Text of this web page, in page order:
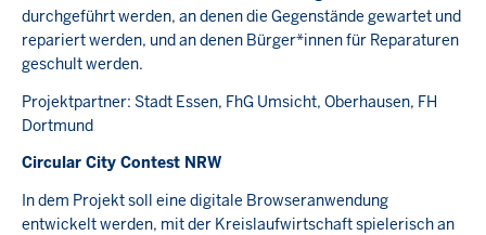
durchgeführt werden, an denen die Gegenstände gewartet und
repariert werden, und an denen Bürger*innen für Reparaturen
geschult werden.
Projektpartner: Stadt Essen, FhG Umsicht, Oberhausen, FH
Dortmund
Circular City Contest NRW
In dem Projekt soll eine digitale Browseranwendung
entwickelt werden, mit der Kreislaufwirtschaft spielerisch an